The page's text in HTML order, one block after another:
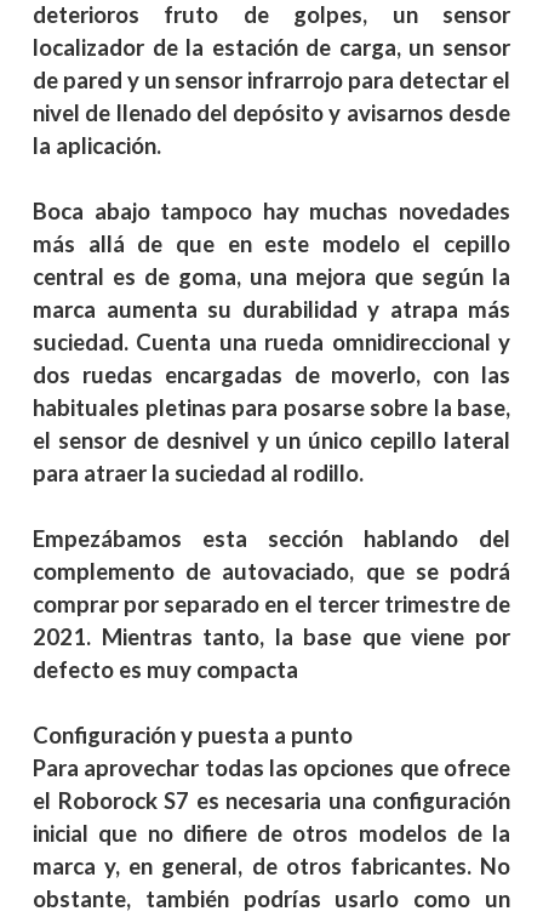
deterioros fruto de golpes, un sensor
localizador de la estación de carga, un sensor
de pared y un sensor infrarrojo para detectar el
nivel de llenado del depósito y avisarnos desde
la aplicación.
Boca abajo tampoco hay muchas novedades
más allá de que en este modelo el cepillo
central es de goma, una mejora que según la
marca aumenta su durabilidad y atrapa más
suciedad. Cuenta una rueda omnidireccional y
dos ruedas encargadas de moverlo, con las
habituales pletinas para posarse sobre la base,
el sensor de desnivel y un único cepillo lateral
para atraer la suciedad al rodillo.
Empezábamos esta sección hablando del
complemento de autovaciado, que se podrá
comprar por separado en el tercer trimestre de
2021. Mientras tanto, la base que viene por
defecto es muy compacta
Configuración y puesta a punto
Para aprovechar todas las opciones que ofrece
el Roborock S7 es necesaria una configuración
inicial que no difiere de otros modelos de la
marca y, en general, de otros fabricantes. No
obstante, también podrías usarlo como un